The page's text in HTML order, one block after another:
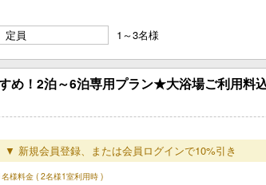
定員
1～3名様
すめ！2泊～6泊専用プラン★大浴場ご利用
▼ 新規会員登録、または会員ログインで10%引き
名様料金 ( 2名様1室利用時 )